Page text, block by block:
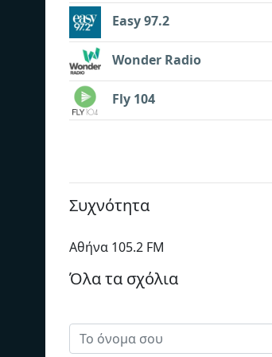
Easy 97.2
Wonder Radio
Fly 104
Συχνότητα
Αθήνα 105.2 FM
Όλα τα σχόλια